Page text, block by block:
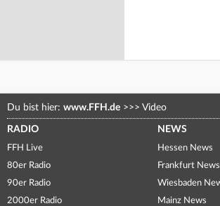
Du bist hier: www.FFH.de >>> Video
RADIO
FFH Live
80er Radio
90er Radio
2000er Radio
NEWS
Hessen News
Frankfurt News
Wiesbaden
Mainz News